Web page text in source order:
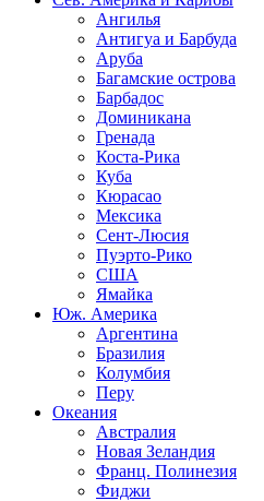
Ангилья
Антигуа и Барбуда
Аруба
Багамские острова
Барбадос
Доминикана
Гренада
Коста-Рика
Куба
Кюрасао
Мексика
Сент-Люсия
Пуэрто-Рико
США
Ямайка
Юж. Америка
Аргентина
Бразилия
Колумбия
Перу
Океания
Австралия
Новая Зеландия
Франц. Полинезия
Фиджи